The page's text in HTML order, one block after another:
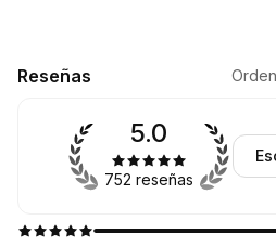
Reseñas
5.0
752 reseñas